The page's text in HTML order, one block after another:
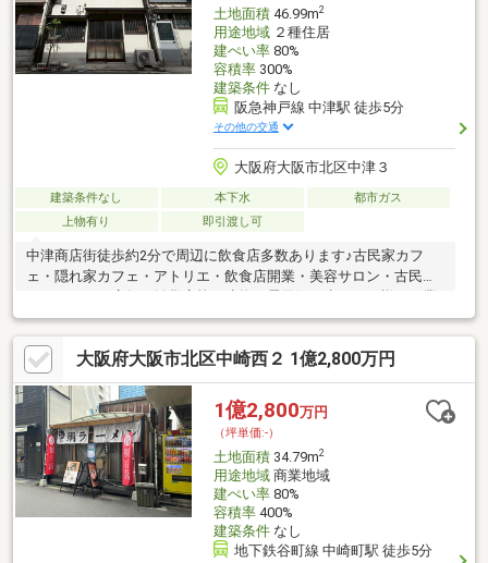
土地面積46.99m2
用途地域２種住居
建ぺい率80%
容積率300%
建築条件なし
阪急神戸線 中津駅 徒歩5分
その他の交通
大阪府大阪市北区中津３
建築条件なし 本下水
都市ガス
上物有り
即引渡し可
中津商店街徒歩約2分で周辺に飲食店多数あります♪古民家カフ
ェ・隠れ家カフェ・アトリエ・飲食店開業・美容サロン・古民家
態をご検討いただけます♪リノベーションで理想のお店作りも可
能！「この物件だからこそ実現できるお店をつくりたい」そんな
思いをお持ちの方にぜひ一度ご覧いただきたい物件です。■アク
セス阪急神戸線「中津」駅 徒歩5分地下鉄御堂筋線「中津」駅
徒歩7分阪急神戸線「大阪梅田」駅 徒歩14分■古家付き土地（建
築条件なし）■土地面積：約46.99m2
大阪府大阪市北区中崎西２ 1億2,800万円
1億2,800万円
（坪単価:-）
土地面積34.79m2
用途地域商業地域
建ぺい率80%
容積率400%
建築条件なし
地下鉄谷町線 中崎町駅 徒歩5分